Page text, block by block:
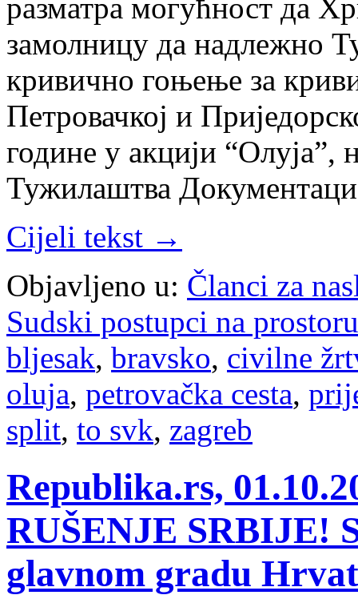
разматра могућност да
замолницу да надлежно
кривично гоњење за
Петровачкој и
године у акцији “Олуја”,
Тужилаштва
Cijeli tekst →
Objavljeno u: Članci za
Sudski postupci na
bljesak, bravsko, civilne
oluja, petrovačka cesta,
split, to svk, zagreb
Republika.rs,
RUŠENJE SRBIJE!
glavnom gradu